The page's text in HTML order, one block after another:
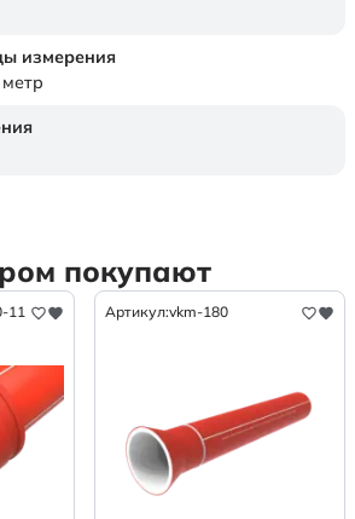
измерения
покупают
11 Артикул:vkm-180